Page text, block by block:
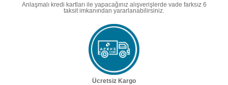
Anlaşmalı kredi kartları ile yapacağınız alışverişlerde vade farksız 6
taksit imkanından yararlanabilirsiniz.
Ücretsiz Kargo